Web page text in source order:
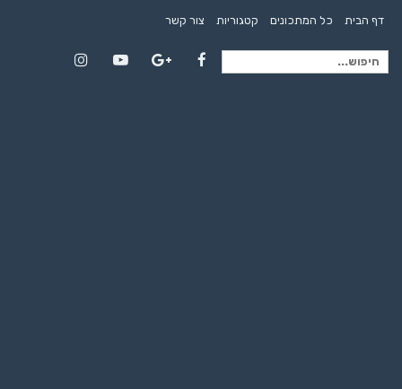
דף הבית כל המתכונים קטגוריות צור קשר
חיפוש